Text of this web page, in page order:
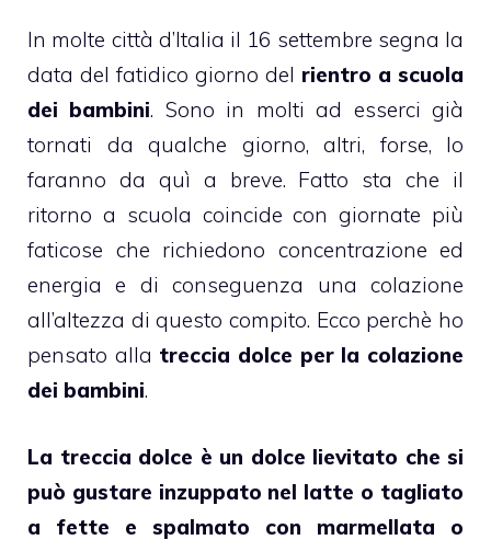
In molte città d’Italia il 16 settembre segna la
data del fatidico giorno del rientro a scuola
dei bambini. Sono in molti ad esserci già
tornati da qualche giorno, altri, forse, lo
faranno da quì a breve. Fatto sta che il
ritorno a scuola coincide con giornate più
faticose che richiedono concentrazione ed
energia e di conseguenza una colazione
all’altezza di questo compito. Ecco perchè ho
pensato alla treccia dolce per la colazione
dei bambini.
La treccia dolce è un dolce lievitato che si
può gustare inzuppato nel latte o tagliato
a fette e spalmato con marmellata o